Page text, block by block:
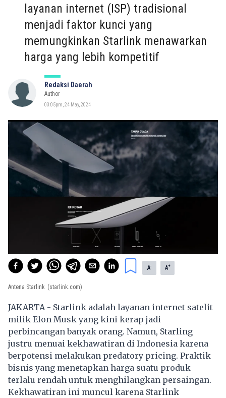
layanan internet (ISP) tradisional
menjadi faktor kunci yang
memungkinkan Starlink menawarkan
harga yang lebih kompetitif
Redaksi Daerah
Author
03:05pm, 24 May, 2024
A- A+
Antena Starlink (starlink.com)
JAKARTA - Starlink adalah layanan internet satelit
milik Elon Musk yang kini kerap jadi
perbincangan banyak orang. Namun, Starling
justru menuai kekhawatiran di Indonesia karena
berpotensi melakukan predatory pricing. Praktik
bisnis yang menetapkan harga suatu produk
terlalu rendah untuk menghilangkan persaingan.
Kekhawatiran ini muncul karena Starlink